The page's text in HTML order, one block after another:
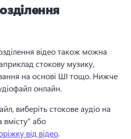
відео також можна
стокову музику,
на основі ШІ тощо. Нижче
онлайн.
виберіть стокове аудіо на
вмісту" або
від відео.